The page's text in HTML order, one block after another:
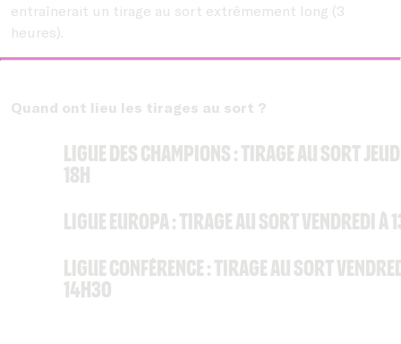
entraînerait un tirage au sort extrêmement long (3
heures).
Quand ont lieu les tirages au sort ?
Ligue des Champions : Tirage au sort
18h
Ligue Europa : Tirage au sort vendredi à
Ligue Conférence : Tirage au sort
14h30